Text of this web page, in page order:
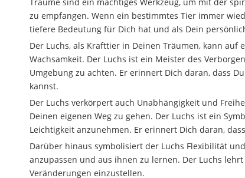
zu empfangen. Wenn ein bestimmtes Tier immer
tiefere Bedeutung für Dich hat und als Dein
Der Luchs, als Krafttier in Deinen Träumen, kann
Wachsamkeit. Der Luchs ist ein Meister des
Umgebung zu achten. Er erinnert Dich daran, dass
kannst.
Der Luchs verkörpert auch Unabhängigkeit und
Deinen eigenen Weg zu gehen. Der Luchs ist ein
Leichtigkeit anzunehmen. Er erinnert Dich daran,
Darüber hinaus symbolisiert der Luchs Flexibilität
anzupassen und aus ihnen zu lernen. Der Luchs
Veränderungen einzustellen.